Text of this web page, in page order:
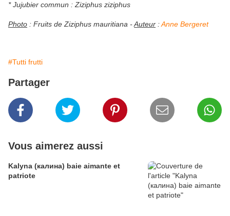
* Jujubier commun : Ziziphus ziziphus
Photo : Fruits de Ziziphus mauritiana -Auteur :Anne Bergeret
#Tutti frutti
Partager
Vous aimerez aussi
Kalyna (калина) baie aimante et
patriote